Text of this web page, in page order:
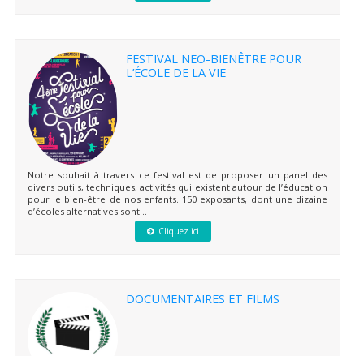
FESTIVAL NEO-BIENÊTRE POUR
L’ÉCOLE DE LA VIE
Notre souhait à travers ce festival est de proposer un panel des
divers outils, techniques, activités qui existent autour de l’éducation
pour le bien-être de nos enfants. 150 exposants, dont une dizaine
d’écoles alternatives sont...
Cliquez ici
DOCUMENTAIRES ET FILMS